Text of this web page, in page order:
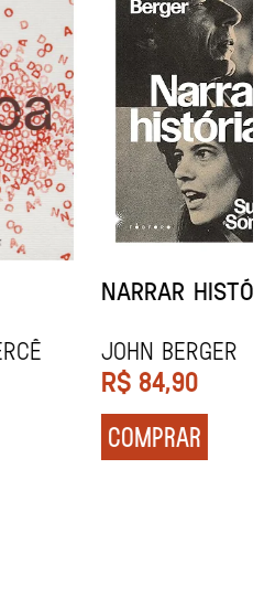
SOCIOBIOGRAFIA
Didier Eribon
129,90
COMPRAR